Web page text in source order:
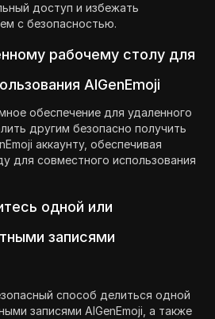
доступ и избежать
с безопасностью.
рабочему столу для
AIGenEmoji
обеспечение для удаленного
другим безопасно получить
аккаунту, обеспечивая
для совместного использования
одной или
записями
способ делиться одной
записями AIGenEmoji, а также